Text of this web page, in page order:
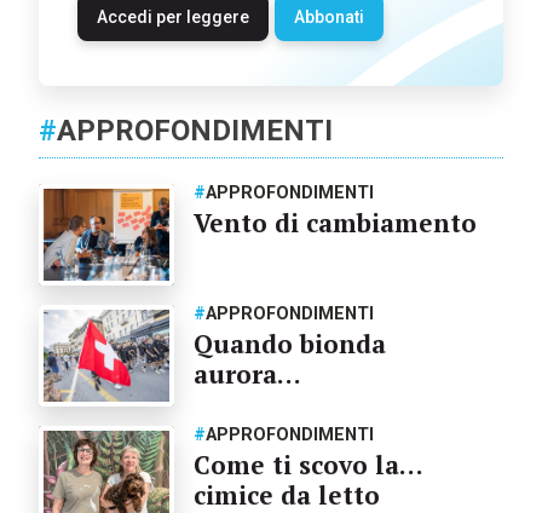
Accedi per leggere Abbonati
#APPROFONDIMENTI
#APPROFONDIMENTI
Vento di cambiamento
#APPROFONDIMENTI
Quando bionda
aurora…
#APPROFONDIMENTI
Come ti scovo la…
cimice da letto